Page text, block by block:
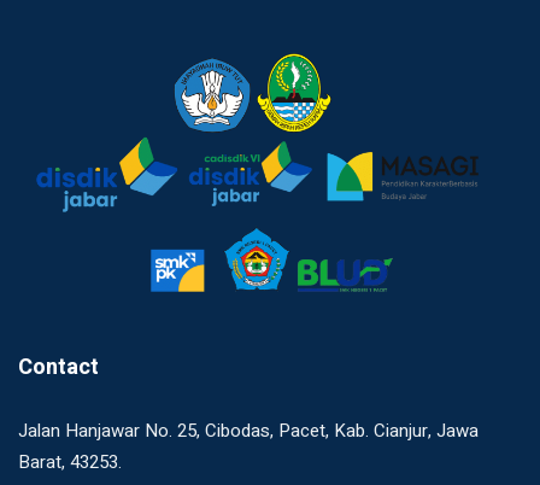
Contact
Jalan Hanjawar No. 25, Cibodas, Pacet, Kab. Cianjur, Jawa
Barat, 43253.